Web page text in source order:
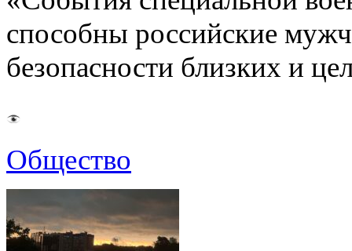
способны российские
безопасности близких и
Общество